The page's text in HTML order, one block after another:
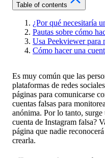
Table of contents
¿Por qué necesitaría
Pautas sobre cómo
Usa Peekviewer para
Cómo hacer una
Es muy común que las
plataformas de redes
páginas para comunicarse
cuentas falsas para
anónima. Por lo tanto,
cuenta de Instagram falsa?
página que nadie
crearla.